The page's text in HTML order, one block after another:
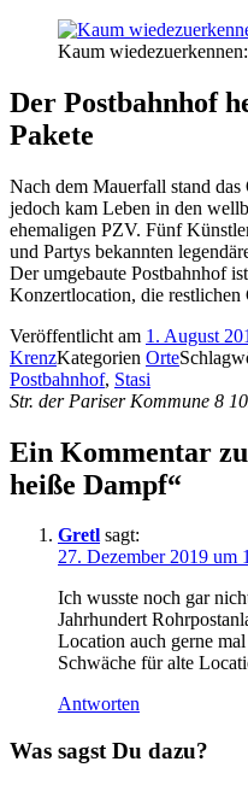
Kaum
Der Postbahnhof
Pakete
Nach dem Mauerfall stand
jedoch kam Leben in den
ehemaligen PZV. Fünf
und Partys bekannten
Der umgebaute Postbahnhof
Konzertlocation, die restlichen
Veröffentlicht am 1. August
KrenzKategorien Orte
Postbahnhof, Stasi
Str. der Pariser Kommune 8
Ein Kommentar
heiße Dampf“
Gretl sagt:
27. Dezember 2019 um
Ich wusste noch gar
Jahrhundert
Location auch gerne
Schwäche für alte
Antworten
Was sagst Du dazu?